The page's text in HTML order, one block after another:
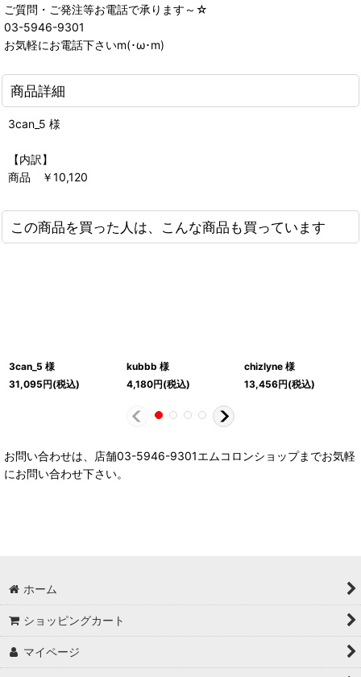
ご質問・ご発注等お電話で承ります～☆
03-5946-9301
お気軽にお電話下さいm(･ω･m)
商品詳細
3can_5 様
【内訳】
商品 ￥10,120
この商品を買った人は、こんな商品も買っています
3can_5 様
31,095円(税込)
kubbb 様
4,180円(税込)
chizlyne 様
13,456円(税込)
お問い合わせは、店舗03-5946-9301エムコロンショップまでお気軽
にお問い合わせ下さい。
ホーム
ショッピングカート
マイページ